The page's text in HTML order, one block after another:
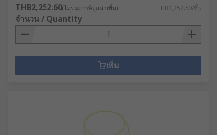
THB2,252.60(ไม่รวมภาษีมูลค่าเพิ่ม) THB2,252.60/ชิ้น
จำนวน / Quantity
เพิ่ม